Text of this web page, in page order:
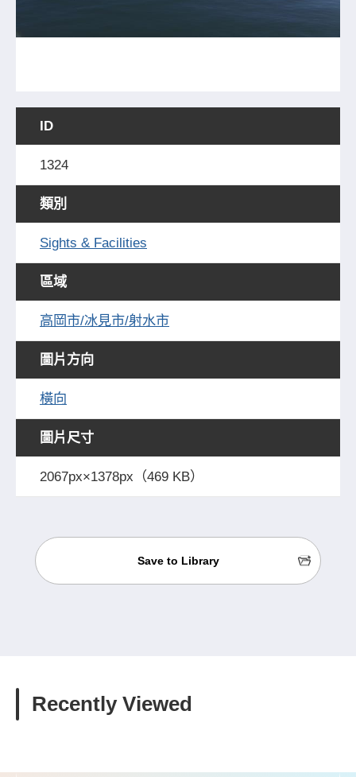
ID
1324
類別
Sights & Facilities
區域
高岡市/冰見市/射水市
圖片方向
橫向
圖片尺寸
2067px×1378px（469 KB）
Save to Library
Recently Viewed